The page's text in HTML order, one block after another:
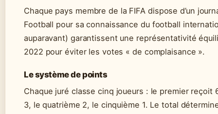
Chaque pays membre de la FIFA dispose d’un
Football pour sa connaissance du football
auparavant) garantissent une représentativité
2022 pour éviter les votes « de complaisance ».
Le système de points
Chaque juré classe cinq joueurs : le premier
3, le quatrième 2, le cinquième 1. Le total